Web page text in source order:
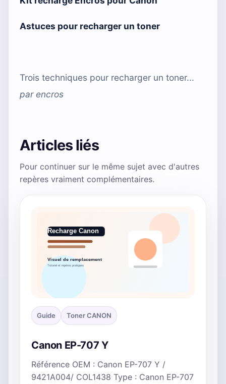
Astuces pour recharger un toner
Trois techniques pour recharger un toner...
parencros
Articles liés
Pour continuer sur le même sujet avec d'autres
repères vraiment complémentaires.
Guide Toner CANON
Canon EP-707 Y
Référence OEM : Canon EP-707 Y /
9421A004/ COL1438 Type : Canon EP-707